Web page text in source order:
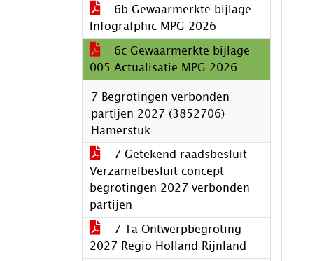
6b Gewaarmerkte bijlage
Infografphic MPG 2026
6c Gewaarmerkte bijlage
005 Actualisatie MPG 2026
7 Begrotingen verbonden
partijen 2027 (3852706)
Hamerstuk
7 Getekend raadsbesluit
Verzamelbesluit concept
begrotingen 2027 verbonden
partijen
7 1a Ontwerpbegroting
2027 Regio Holland Rijnland